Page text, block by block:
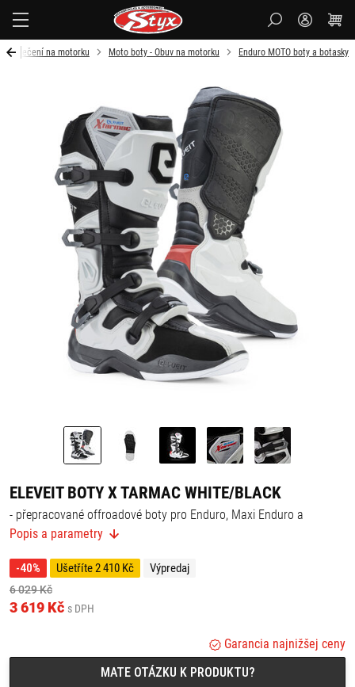
Oblečení na motorku Moto boty - Obuv na motorku Enduro MOTO boty a botasky
ELEVEIT BOTY X TARMAC WHITE/BLACK
- přepracované offroadové boty pro Enduro, Maxi Enduro a
Supermotard;
- systém řízené laterální flexe pro ochranu kotníků,
- maximální bezpečnost,
- nízká hmotnost,
- svrchní materiál z mikrovlákna,
- vnitřní prodyšná podšívka,
- dvousložková snadno vyměnitelná gumová podrážka,
Popis a parametry
-40% Ušetříte 2 410 Kč Výpredaj
6 029 Kč
3 619 Kč s DPH
Garancia najnižšej ceny
MATE OTÁZKU K PRODUKTU?